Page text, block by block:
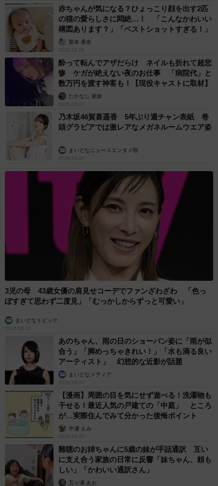
赤ちゃんが気になる？ひょっこり顔を出す2匹
の猫の愛らしさに悶絶…！ 「こんなかわいい
構図あります？」「ベストショットすぎる！」
梨木 香奈
2026.08.08
酔って転んでアザだらけ ネイルも折れて超悲
惨 ケガが絶えない夜のお仕事 「病院代」と
数万円を渡す神客も！【現役キャストに取材】
たかなし 亜妖
2026.08.07
乃木坂46賀喜遥香 5年ぶり週チャン表紙 巻
頭グラビアでは激レアなメガネルームウエア姿
まいどなニュースエンタメ部
2026.08.07
3児の母 43歳女優の肩見せコーデでファンざわざわ 「色っ
ぽすぎて思わず二度見」「むっかしからずっと可愛い」
まいどなトピック
2026.08.07
あのちゃん、雨の日のショーパン姿に「雨が似
合う」「脚めっちゃきれい！」「水も滴る良い
アーティスト」 幻想的な近影が話題
まいどなメディア
2026.08.07
【漫画】周囲の目を気にせず遊べる！洗濯物も
干せる！最近人気の戸建ての「中庭」 ところ
が…実際住んでみて分かった後悔ポイント
中瀬 えみ
2026.08.07
難聴のお姉ちゃんに5歳の妹が手話通訳 互い
に支え合う家族の日常に反響「妹ちゃん、頼も
しい」「かわいい通訳さん」
五ヶ瀬 あお